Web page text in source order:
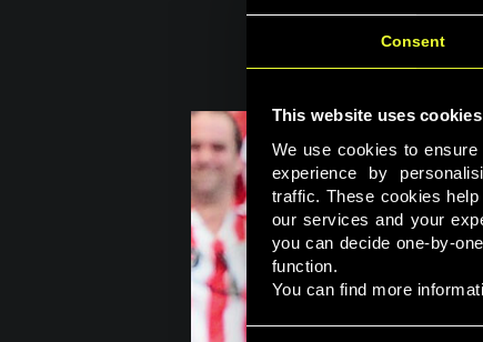
Consent
This website uses cookies
We use cookies to
experience by
traffic. These cookies
our services and your
you can decide one-by-
function.
You can find more